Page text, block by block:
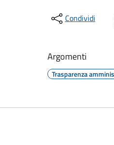
Condividi
Argomenti
Trasparenza